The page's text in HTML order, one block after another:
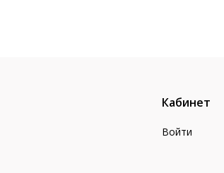
Кабинет
Войти